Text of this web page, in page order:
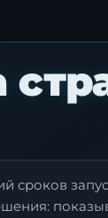
сроков